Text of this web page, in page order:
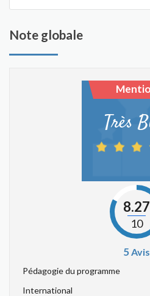
Note globale
Très
8.27
10
5Avis
Pédagogie du programme
International